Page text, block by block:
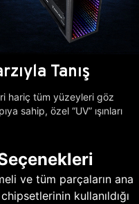
Tanış
hariç tüm yüzeyleri göz
sahip, özel “UV” ışınları
ve tüm parçaların ana
kullanıldığı